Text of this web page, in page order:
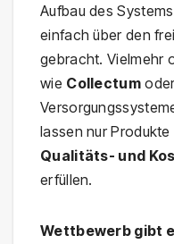
Aufbau des
einfach über den
gebracht. Vielmehr
wie Collectum
lassen nur
Qualitäts- und
erfüllen.
Wettbewerb gibt